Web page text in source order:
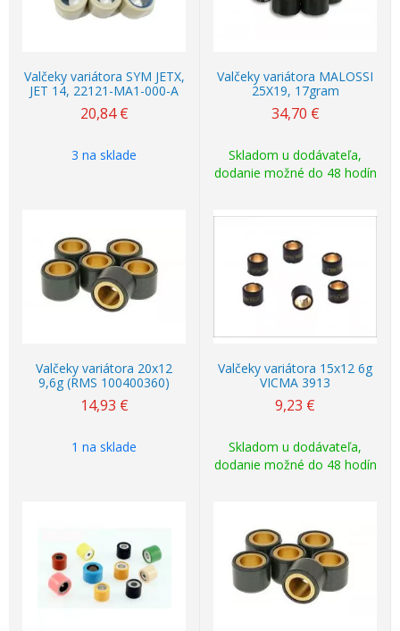
Valčeky variátora SYM JETX,
JET 14, 22121-MA1-000-A
20,84 €
3 na sklade
Valčeky variátora MALOSSI
25X19, 17gram
34,70 €
Skladom u dodávateľa,
dodanie možné do 48 hodín
Valčeky variátora 20x12
9,6g (RMS 100400360)
14,93 €
1 na sklade
Valčeky variátora 15x12 6g
VICMA 3913
9,23 €
Skladom u dodávateľa,
dodanie možné do 48 hodín